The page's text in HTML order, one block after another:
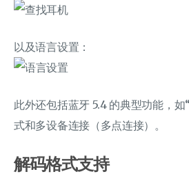
以及语言设置：
此外还包括蓝牙 5.4 的典型功能，如
式和多设备连接（多点连接）。
解码格式支持